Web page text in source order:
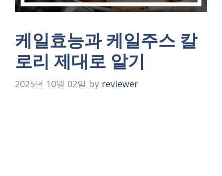
케일효능과 케일주스 칼
로리 제대로 알기
2025년 10월 02일 by reviewer